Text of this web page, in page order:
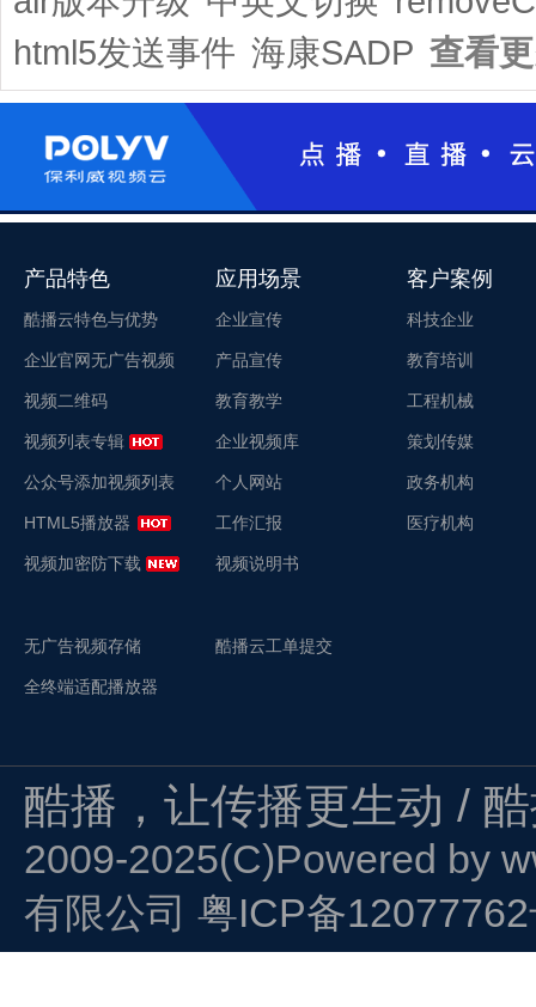
html5发送事件 海康SADP 查看
产品特色
酷播云特色与优势
企业官网无广告视频
视频二维码
视频列表专辑
公众号添加视频列表
HTML5播放器
视频加密防下载
无广告视频存储
全终端适配播放器
应用场景
企业宣传
产品宣传
教育教学
企业视频库
个人网站
工作汇报
视频说明书
酷播云工单提交
客户案例
科技企业
教育培训
工程机械
策划传媒
政务机构
医疗机构
酷播，让传播更生动 /
2009-2025(C)Powered by
有限公司 粤ICP备